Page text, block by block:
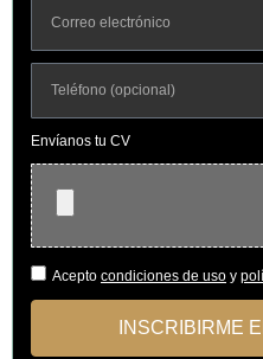
Envíanos tu CV
Acepto condiciones de uso y
INSCRIBIRME